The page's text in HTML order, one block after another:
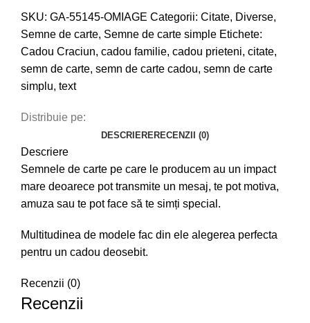
SKU: GA-55145-OMIAGE Categorii: Citate, Diverse,
Semne de carte, Semne de carte simple Etichete:
Cadou Craciun, cadou familie, cadou prieteni, citate,
semn de carte, semn de carte cadou, semn de carte
simplu, text
Distribuie pe:
DESCRIERE RECENZII (0)
Descriere
Semnele de carte pe care le producem au un impact
mare deoarece pot transmite un mesaj, te pot motiva,
amuza sau te pot face să te simți special.
Multitudinea de modele fac din ele alegerea perfecta
pentru un cadou deosebit.
Recenzii (0)
Recenzii